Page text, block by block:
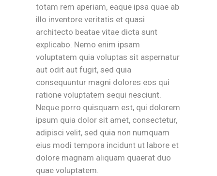
totam rem aperiam, eaque ipsa quae ab
illo inventore veritatis et quasi
architecto beatae vitae dicta sunt
explicabo. Nemo enim ipsam
voluptatem quia voluptas sit aspernatur
aut odit aut fugit, sed quia
consequuntur magni dolores eos qui
ratione voluptatem sequi nesciunt.
Neque porro quisquam est, qui dolorem
ipsum quia dolor sit amet, consectetur,
adipisci velit, sed quia non numquam
eius modi tempora incidunt ut labore et
dolore magnam aliquam quaerat duo
quae voluptatem.